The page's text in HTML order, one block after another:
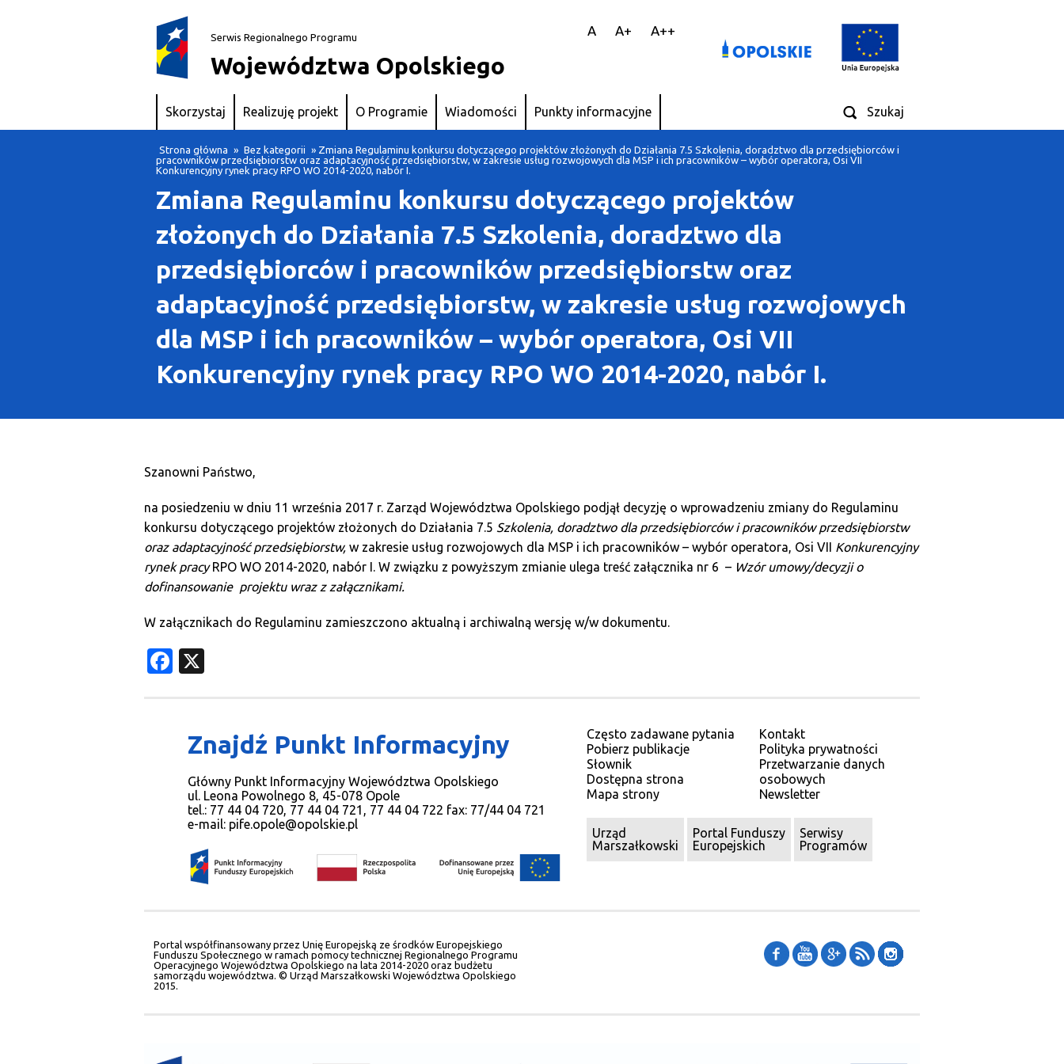
Serwis Regionalnego Programu
Województwa Opolskiego
A A+ A++
Skorzystaj Realizuję projekt O Programie Wiadomości Punkty informacyjne Szukaj
Strona główna » Bez kategorii » Zmiana Regulaminu konkursu dotyczącego projektów złożonych do Działania 7.5 Szkolenia, doradztwo dla przedsiębiorców i
pracowników przedsiębiorstw oraz adaptacyjność przedsiębiorstw, w zakresie usług rozwojowych dla MSP i ich pracowników – wybór operatora, Osi VII
Konkurencyjny rynek pracy RPO WO 2014-2020, nabór I.
Zmiana Regulaminu konkursu dotyczącego projektów
złożonych do Działania 7.5 Szkolenia, doradztwo dla
przedsiębiorców i pracowników przedsiębiorstw oraz
adaptacyjność przedsiębiorstw, w zakresie usług rozwojowych
dla MSP i ich pracowników – wybór operatora, Osi VII
Konkurencyjny rynek pracy RPO WO 2014-2020, nabór I.
Szanowni Państwo,
na posiedzeniu w dniu 11 września 2017 r. Zarząd Województwa Opolskiego podjął decyzję o wprowadzeniu zmiany do Regulaminu
konkursu dotyczącego projektów złożonych do Działania 7.5 Szkolenia, doradztwo dla przedsiębiorców i pracowników przedsiębiorstw
oraz adaptacyjność przedsiębiorstw, w zakresie usług rozwojowych dla MSP i ich pracowników – wybór operatora, Osi VII Konkurencyjny
rynek pracy RPO WO 2014-2020, nabór I. W związku z powyższym zmianie ulega treść załącznika nr 6 – Wzór umowy/decyzji o
dofinansowanie projektu wraz z załącznikami.
W załącznikach do Regulaminu zamieszczono aktualną i archiwalną wersję w/w dokumentu.
Facebook
Znajdź Punkt Informacyjny
Główny Punkt Informacyjny Województwa Opolskiego
ul. Leona Powolnego 8, 45-078 Opole
tel.: 77 44 04 720, 77 44 04 721, 77 44 04 722 fax: 77/44 04 721
e-mail: pife.opole@opolskie.pl
Często zadawane pytania
Pobierz publikacje
Słownik
Dostępna strona
Mapa strony
Kontakt
Polityka prywatności
Przetwarzanie danych
osobowych
Newsletter
Urząd
Marszałkowski
Portal Funduszy
Europejskich
Serwisy
Programów
Portal współfinansowany przez Unię Europejską ze środków Europejskiego
Funduszu Społecznego w ramach pomocy technicznej Regionalnego Programu
Operacyjnego Województwa Opolskiego na lata 2014-2020 oraz budżetu
samorządu województwa. © Urząd Marszałkowski Województwa Opolskiego
2015.